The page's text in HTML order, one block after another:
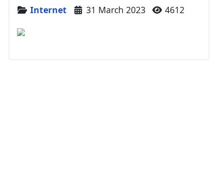
Details
Internet 31 March 2023 4612